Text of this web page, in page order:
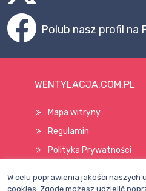
Polub nasz profil na
WENTYLACJA.COM.PL
Mapa witryny
Regulamin
Polityka Prywatności
W celu poprawienia jakości naszych
cookies. Zgodę możesz udzielić